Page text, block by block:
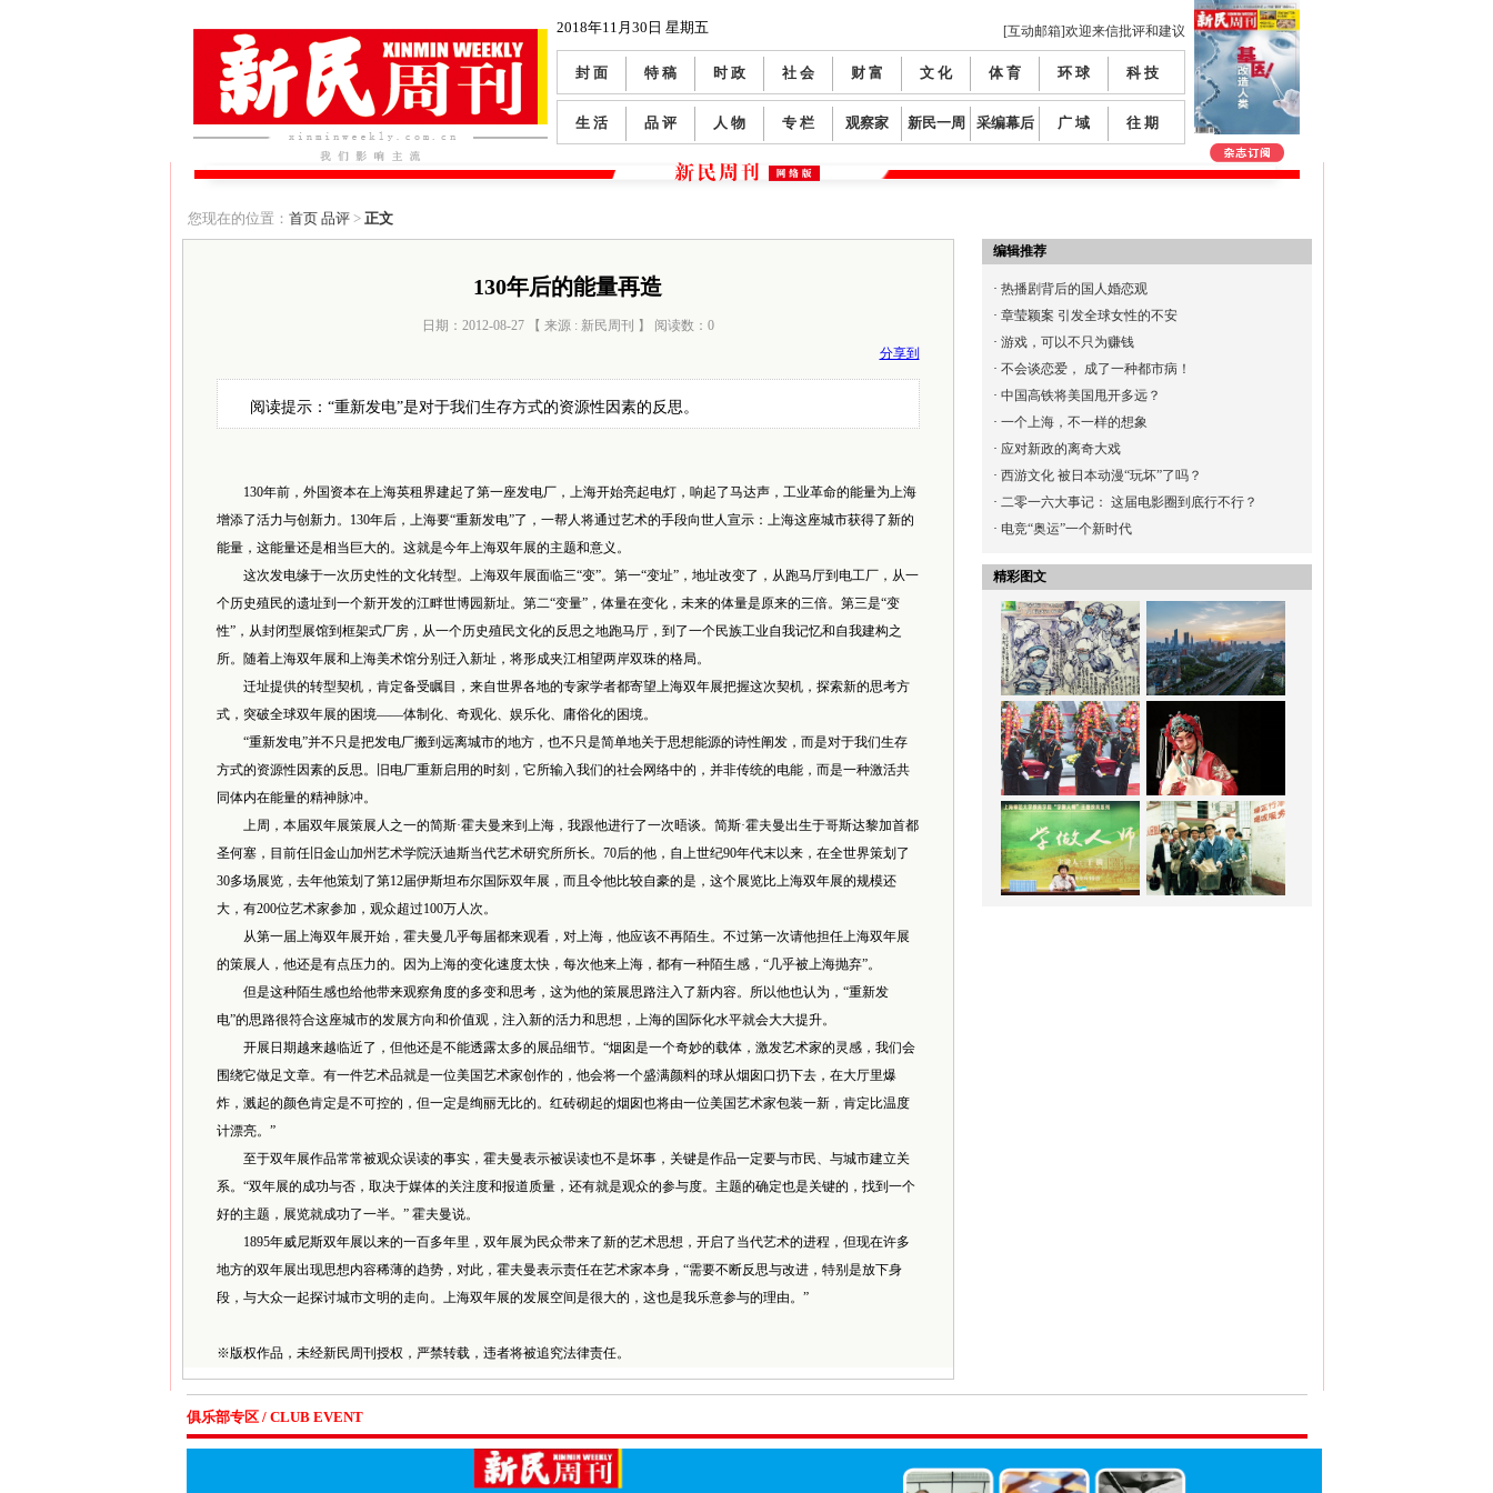
2018年11月30日 星期五 [互动邮箱]欢迎来信批评和建议
封 面 特 稿 时 政 社 会 财 富 文 化 体 育 环 球 科 技
生 活 品 评 人 物 专 栏 观察家 新民一周 采编幕后 广 域 往 期
您现在的位置： 首页 品评> 正文
130年后的能量再造
日期：2012-08-27 【 来源 : 新民周刊 】 阅读数： 0
分享到
阅读提示：“重新发电”是对于我们生存方式的资源性因素的反思。
130年前，外国资本在上海英租界建起了第一座发电厂，上海开始亮起电灯，响起了马达声，工业革命的能量为上海
增添了活力与创新力。130年后，上海要“重新发电”了，一帮人将通过艺术的手段向世人宣示：上海这座城市获得了新的
能量，这能量还是相当巨大的。这就是今年上海双年展的主题和意义。
这次发电缘于一次历史性的文化转型。上海双年展面临三“变”。第一“变址”，地址改变了，从跑马厅到电工厂，从一
个历史殖民的遗址到一个新开发的江畔世博园新址。第二“变量”，体量在变化，未来的体量是原来的三倍。第三是“变
性”，从封闭型展馆到框架式厂房，从一个历史殖民文化的反思之地跑马厅，到了一个民族工业自我记忆和自我建构之
所。随着上海双年展和上海美术馆分别迁入新址，将形成夹江相望两岸双珠的格局。
迁址提供的转型契机，肯定备受瞩目，来自世界各地的专家学者都寄望上海双年展把握这次契机，探索新的思考方
式，突破全球双年展的困境——体制化、奇观化、娱乐化、庸俗化的困境。
“重新发电”并不只是把发电厂搬到远离城市的地方，也不只是简单地关于思想能源的诗性阐发，而是对于我们生存
方式的资源性因素的反思。旧电厂重新启用的时刻，它所输入我们的社会网络中的，并非传统的电能，而是一种激活共
同体内在能量的精神脉冲。
上周，本届双年展策展人之一的简斯·霍夫曼来到上海，我跟他进行了一次晤谈。简斯·霍夫曼出生于哥斯达黎加首都
圣何塞，目前任旧金山加州艺术学院沃迪斯当代艺术研究所所长。70后的他，自上世纪90年代末以来，在全世界策划了
30多场展览，去年他策划了第12届伊斯坦布尔国际双年展，而且令他比较自豪的是，这个展览比上海双年展的规模还
大，有200位艺术家参加，观众超过100万人次。
从第一届上海双年展开始，霍夫曼几乎每届都来观看，对上海，他应该不再陌生。不过第一次请他担任上海双年展
的策展人，他还是有点压力的。因为上海的变化速度太快，每次他来上海，都有一种陌生感，“几乎被上海抛弃”。
但是这种陌生感也给他带来观察角度的多变和思考，这为他的策展思路注入了新内容。所以他也认为，“重新发
电”的思路很符合这座城市的发展方向和价值观，注入新的活力和思想，上海的国际化水平就会大大提升。
开展日期越来越临近了，但他还是不能透露太多的展品细节。“烟囱是一个奇妙的载体，激发艺术家的灵感，我们会
围绕它做足文章。有一件艺术品就是一位美国艺术家创作的，他会将一个盛满颜料的球从烟囱口扔下去，在大厅里爆
炸，溅起的颜色肯定是不可控的，但一定是绚丽无比的。红砖砌起的烟囱也将由一位美国艺术家包装一新，肯定比温度
计漂亮。”
至于双年展作品常常被观众误读的事实，霍夫曼表示被误读也不是坏事，关键是作品一定要与市民、与城市建立关
系。“双年展的成功与否，取决于媒体的关注度和报道质量，还有就是观众的参与度。主题的确定也是关键的，找到一个
好的主题，展览就成功了一半。” 霍夫曼说。
1895年威尼斯双年展以来的一百多年里，双年展为民众带来了新的艺术思想，开启了当代艺术的进程，但现在许多
地方的双年展出现思想内容稀薄的趋势，对此，霍夫曼表示责任在艺术家本身，“需要不断反思与改进，特别是放下身
段，与大众一起探讨城市文明的走向。上海双年展的发展空间是很大的，这也是我乐意参与的理由。”
※版权作品，未经新民周刊授权，严禁转载，违者将被追究法律责任。
编辑推荐
· 热播剧背后的国人婚恋观
· 章莹颖案 引发全球女性的不安
· 游戏，可以不只为赚钱
· 不会谈恋爱， 成了一种都市病！
· 中国高铁将美国甩开多远？
· 一个上海，不一样的想象
· 应对新政的离奇大戏
· 西游文化 被日本动漫“玩坏”了吗？
· 二零一六大事记： 这届电影圈到底行不行？
· 电竞“奥运”一个新时代
精彩图文
俱乐部专区 / CLUB EVENT